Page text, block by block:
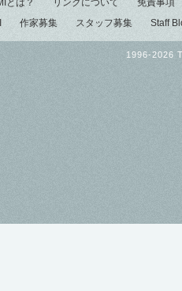
作家募集 スタッフ募集 Staff
1996-2026